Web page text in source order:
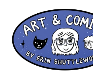
contenu